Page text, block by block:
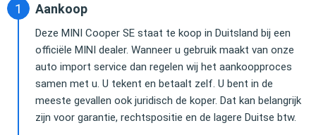
Aankoop
Deze MINI Cooper SE staat te koop in Duitsland bij een
officiële MINI dealer. Wanneer u gebruik maakt van onze
auto import service dan regelen wij het aankoopproces
samen met u. U tekent en betaalt zelf. U bent in de
meeste gevallen ook juridisch de koper. Dat kan belangrijk
zijn voor garantie, rechtspositie en de lagere Duitse btw.